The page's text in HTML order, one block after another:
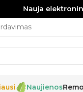
Nauja
Naujienos